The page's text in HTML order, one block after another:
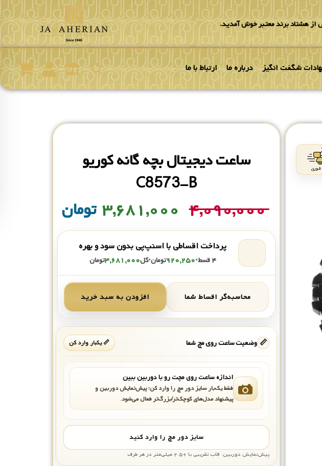
از هشتاد برند معتبر خوش آمدید.
شگفت انگیز درباره ما ارتباط با ما
ساعت دیجیتال بچه گانه کوریو
C8573-B
۴,۰۹۰,۰۰۰ ۳,۶۸۱,۰۰۰ تومان
پرداخت اقساطی با اسنپ‌پی بدون سود و بهره
۴ قسط •۹۲۰,۲۵۰تومان•کل۳,۶۸۱,۰۰۰تومان
محاسبه‌گر اقساط شما افزودن به سبد خرید
📏 وضعیت ساعت روی مچ شما 📏 یکبار وارد کن
اندازه ساعت روی مچت رو با دوربین ببین
فقط یک‌بار سایز دور مچ را وارد کن؛ پیش‌نمایش دوربین و
پیشنهاد مدل‌های کوچک‌تر/بزرگ‌تر فعال می‌شود.
سایز دور مچ را وارد کنید
پیش‌نمایش دوربین: قاب تقریبی با +۲.۵ میلی‌متر در هر طرف